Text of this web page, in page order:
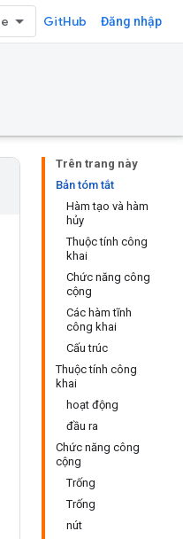
GitHub Đăng nhập
Trên trang này
Bản tóm tắt
Hàm tạo và hàm
hủy
Thuộc tính công
khai
Chức năng công
cộng
Các hàm tĩnh
công khai
Cấu trúc
Thuộc tính công
khai
hoạt động
đầu ra
Chức năng công
cộng
Trống
Trống
nút